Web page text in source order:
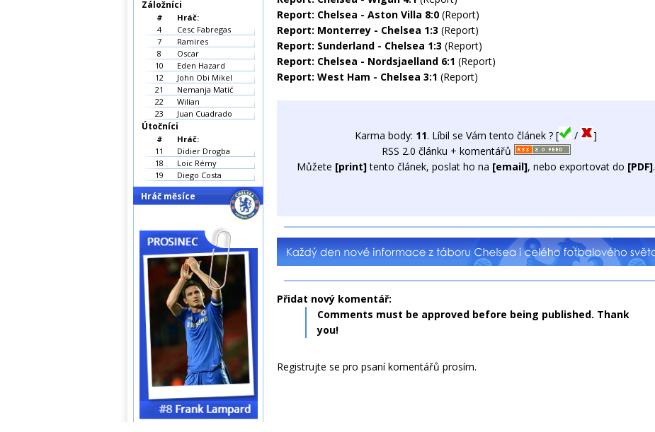
Report: Chelsea - Aston Villa 8:0 (Report)
Report: Monterrey - Chelsea 1:3 (Report)
Report: Sunderland - Chelsea 1:3 (Report)
Report: Chelsea - Nordsjaelland 6:1 (Report)
Report: West Ham - Chelsea 3:1 (Report)
Karma body: 11. Líbil se Vám tento článek ? [ /
]
RSS 2.0 článku + komentářů
Můžete [print]tento článek, poslat ho na [email], nebo exportovat do [PDF].
Přidat nový komentář:
Comments must be approved before being published. Thank
you!
Registrujte se pro psaní komentářů prosím.
Záložníci
#
Hráč:
4
Cesc Fabregas
7
Ramires
8
Oscar
10
Eden Hazard
12
John Obi Mikel
21
Nemanja Matić
22
Wilian
23
Juan Cuadrado
Útočníci
#
Hráč:
11
Didier Drogba
18
Loic Rémy
19
Diego Costa
Hráč měsíce